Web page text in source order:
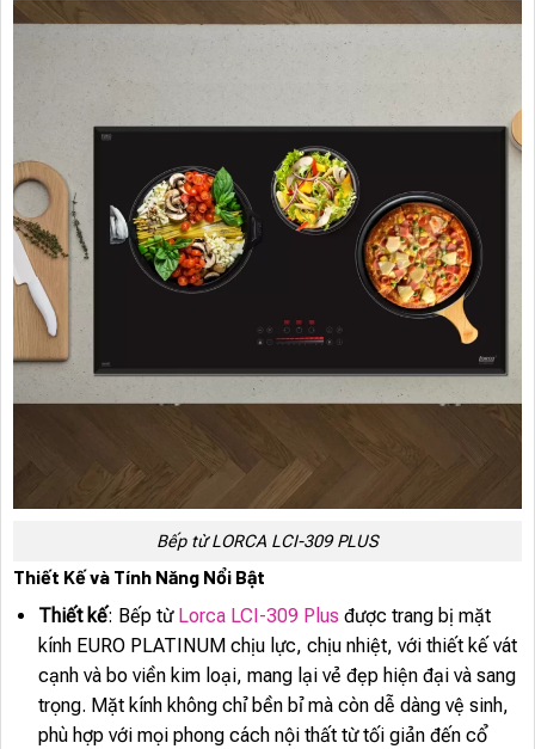
Bếp từ LORCA LCI-309 PLUS
Thiết Kế và Tính Năng Nổi Bật
Thiết kế: Bếp từLorca LCI-309 Plus được trang bị mặt
kính EURO PLATINUM chịu lực, chịu nhiệt, với thiết kế vát
cạnh và bo viền kim loại, mang lại vẻ đẹp hiện đại và sang
trọng. Mặt kính không chỉ bền bỉ mà còn dễ dàng vệ sinh,
phù hợp với mọi phong cách nội thất từ tối giản đến cổ